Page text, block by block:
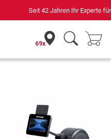
für Heimfitness
69x